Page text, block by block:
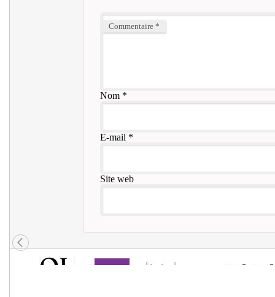
Commentaire *
Nom*
E-mail *
Site web